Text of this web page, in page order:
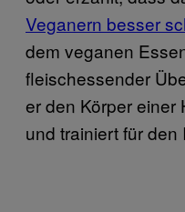
Veganern besser
dem veganen
fleischessender
er den Körper
und trainiert für den